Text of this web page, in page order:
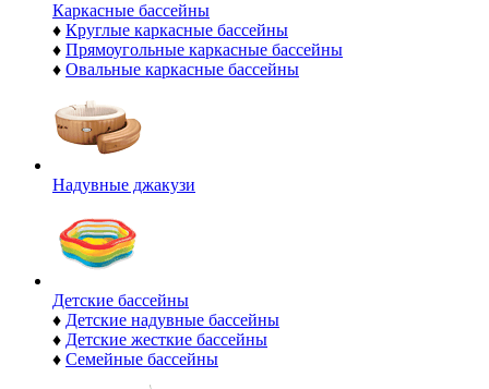
Каркасные бассейны
♦ Круглые каркасные бассейны
♦ Прямоугольные каркасные бассейны
♦ Овальные каркасные бассейны
Надувные джакузи
Детские бассейны
♦ Детские надувные бассейны
♦ Детские жесткие бассейны
♦ Семейные бассейны